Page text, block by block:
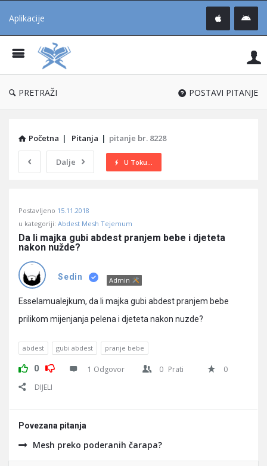
Aplikacije
®
PRETRAŽI POSTAVI PITANJE
Početna | Pitanja | pitanje br. 8228
Dalje U Toku...
Učene
Latest
Pitanja
Postavljeno 15.11.2018
u kategoriji: Abdest Mesh Tejemum
Da li majka gubi abdest pranjem bebe i djeteta
nakon nužde?
Sedin Admin
Esselamualejkum, da li majka gubi abdest pranjem bebe
prilikom mijenjanja pelena i djeteta nakon nuzde?
abdest gubi abdest pranje bebe
0 1 Odgovor 0 Prati
0
DIJELI
Povezana pitanja
Mesh preko poderanih čarapa?